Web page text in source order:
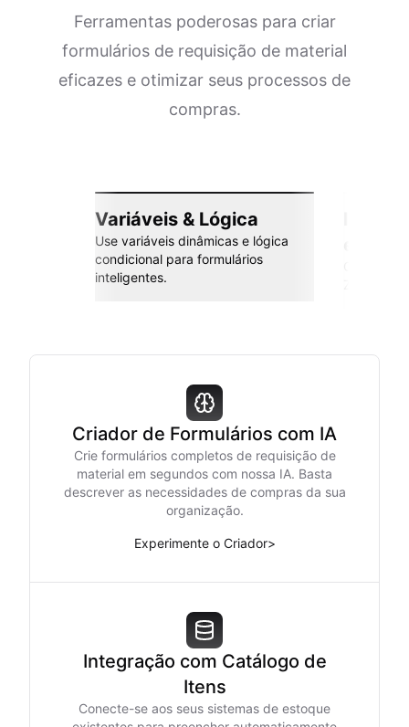
Ferramentas poderosas para criar
formulários de requisição de material
eficazes e otimizar seus processos de
compras.
Variáveis & Lógica
Use variáveis dinâmicas e lógica
condicional para formulários
inteligentes.
Criador de Formulários com IA
Crie formulários completos de requisição de
material em segundos com nossa IA. Basta
descrever as necessidades de compras da sua
organização.
Experimente o Criador>
Integração com Catálogo de
Itens
Conecte-se aos seus sistemas de estoque